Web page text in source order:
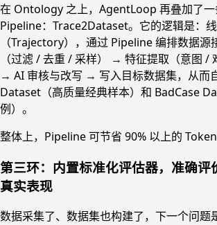
在 Ontology 之上，AgentLoop 再叠加了
Pipeline：Trace2Dataset。它的逻辑是：
（Trajectory），通过 Pipeline 编排数据
（过滤 / 去重 / 采样） → 特征提取（意图 /
→ AI 审核与改写 → 写入目标数据集，从而
Dataset（高质量经典样本）和 BadCase
例）。
整体上，Pipeline 可节省 90% 以上的 Token
第三环：内置标准化评估器，准确
真实表现
数据采集了、数据集也构建了，下一个问题